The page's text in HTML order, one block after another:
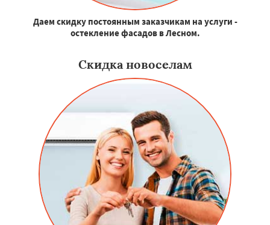
Даем скидку постоянным заказчикам на услуги -
остекление фасадов в Лесном.
Скидка новоселам